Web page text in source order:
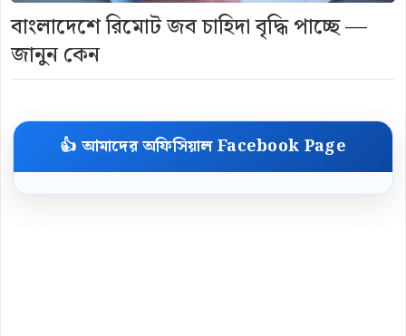
বাংলাদেশে রিমোট জব চাহিদা বৃদ্ধি পাচ্ছে —
জানুন কেন
👍 আমাদের অফিসিয়াল Facebook Page